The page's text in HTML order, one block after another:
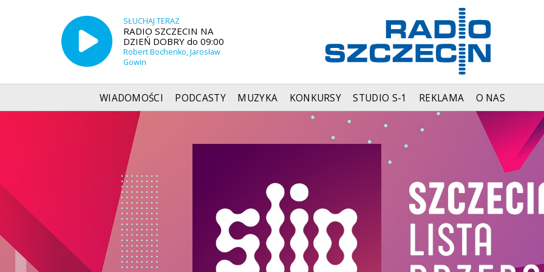
SŁUCHAJ TERAZ
RADIO SZCZECIN NA
DZIEŃ DOBRY do 09:00
Robert Bochenko, Jarosław
Gowin
WIADOMOŚCI PODCASTY MUZYKA KONKURSY STUDIO S-1 REKLAMA O NAS